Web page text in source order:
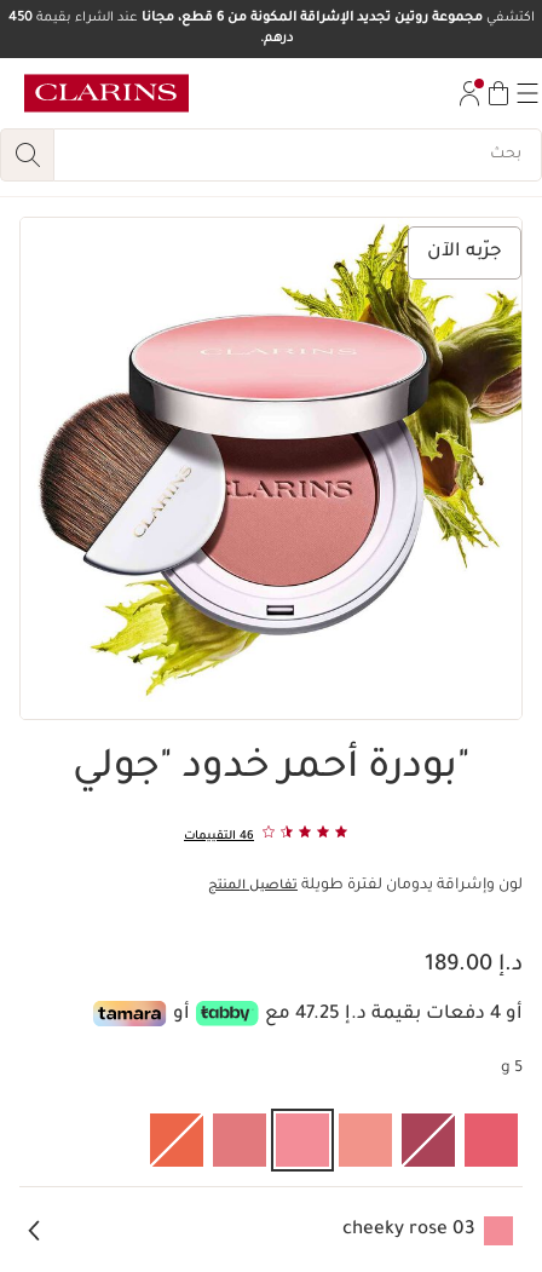
انتقل إلى أسفل الصفحة
اكتشفيمجموعة روتين تجديد الإشراقة المكونة من 6 قطع، مجانا عند الشراء بقيمة450
درهم.
جرّبه الآن
"بودرة أحمر خدود "جولي
46 التقييمات
لون وإشراقة يدومان لفترة طويلة تفاصيل المنتج
السعر الحالي هو د.إ 189.00
د.إ 189.00
أو 4 دفعات بقيمة د.إ 47.25 مع أو
5 g
03 cheeky rose